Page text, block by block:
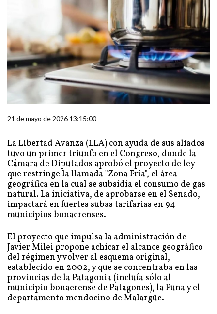
21 de mayo de 2026 13:15:00
La Libertad Avanza (LLA) con ayuda de sus aliados
tuvo un primer triunfo en el Congreso, donde la
Cámara de Diputados aprobó el proyecto de ley
que restringe la llamada "Zona Fría", el área
geográfica en la cual se subsidia el consumo de gas
natural. La iniciativa, de aprobarse en el Senado,
impactará en fuertes subas tarifarias en 94
municipios bonaerenses.
El proyecto que impulsa la administración de
Javier Milei propone achicar el alcance geográfico
del régimen y volver al esquema original,
establecido en 2002, y que se concentraba en las
provincias de la Patagonia (incluía sólo al
municipio bonaerense de Patagones), la Puna y el
departamento mendocino de Malargüe.